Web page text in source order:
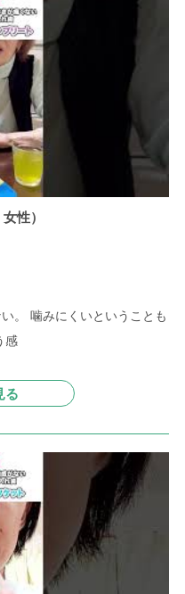
性）
。 噛みにくいということも
感
る